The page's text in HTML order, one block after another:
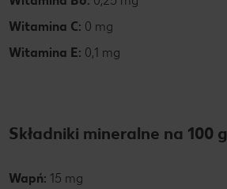
Witamina C: 0 mg
Witamina E: 0,1 mg
Składniki mineralne na 100 g
Wapń: 15 mg